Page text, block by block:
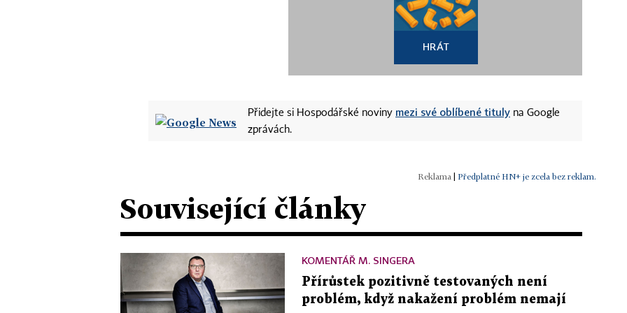
HRÁT
Přidejte si Hospodářské noviny mezi své oblíbené tituly na Google
zprávách.
| Předplatné HN+ je zcela bez reklam.
Související články
KOMENTÁŘ M. SINGERA
Přírůstek pozitivně testovaných není
problém, když nakažení problém nemají